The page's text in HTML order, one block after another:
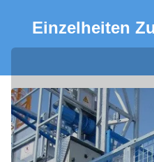
Einzelheiten